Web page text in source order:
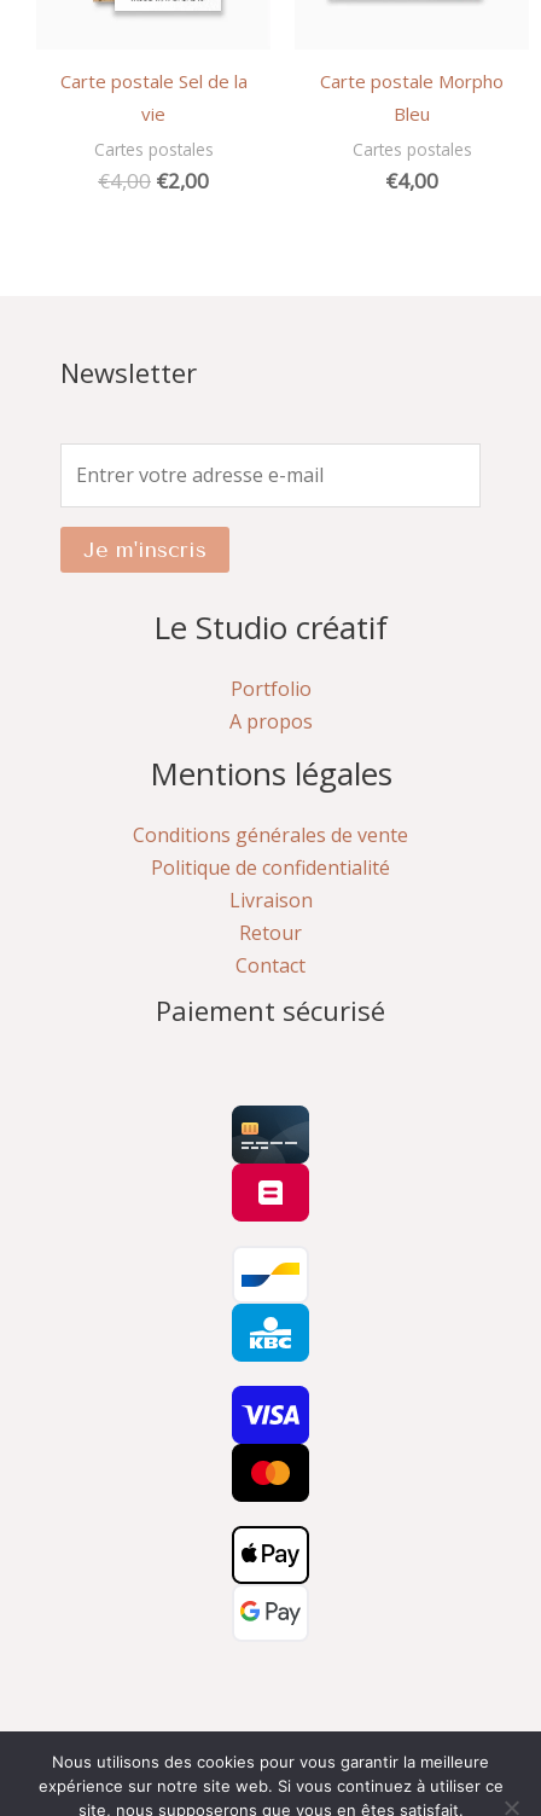
Carte postale Sel de la
vie
Cartes postales
€4,00 Le
€2,00Le
Carte postale Morpho
Bleu
Cartes postales
€4,00
Newsletter
Je m'inscris
Le Studio créatif
Portfolio
A propos
Mentions légales
Conditions générales de vente
Politique de confidentialité
Livraison
Retour
Contact
Paiement sécurisé
Nous utilisons des cookies pour vous garantir la meilleure
expérience sur notre site web. Si vous continuez à utiliser ce
site, nous supposerons que vous en êtes satisfait.